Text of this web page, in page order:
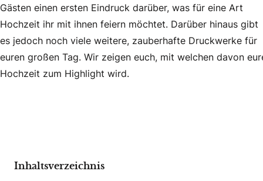
Die Save-the-Date- und Einladungskarten geben euren
Gästen einen ersten Eindruck darüber, was für eine Art
Hochzeit ihr mit ihnen feiern möchtet. Darüber hinaus gibt
es jedoch noch viele weitere, zauberhafte Druckwerke für
euren großen Tag. Wir zeigen euch, mit welchen davon
Hochzeit zum Highlight wird.
Inhaltsverzeichnis